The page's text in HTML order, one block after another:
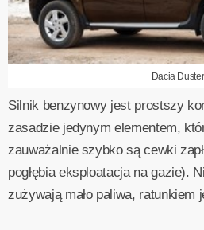
Dacia Duster
Silnik benzynowy jest prostszy
zasadzie jedynym elementem,
zauważalnie szybko są cewki
pogłębia eksploatacja na gazie).
zużywają mało paliwa, ratunkiem